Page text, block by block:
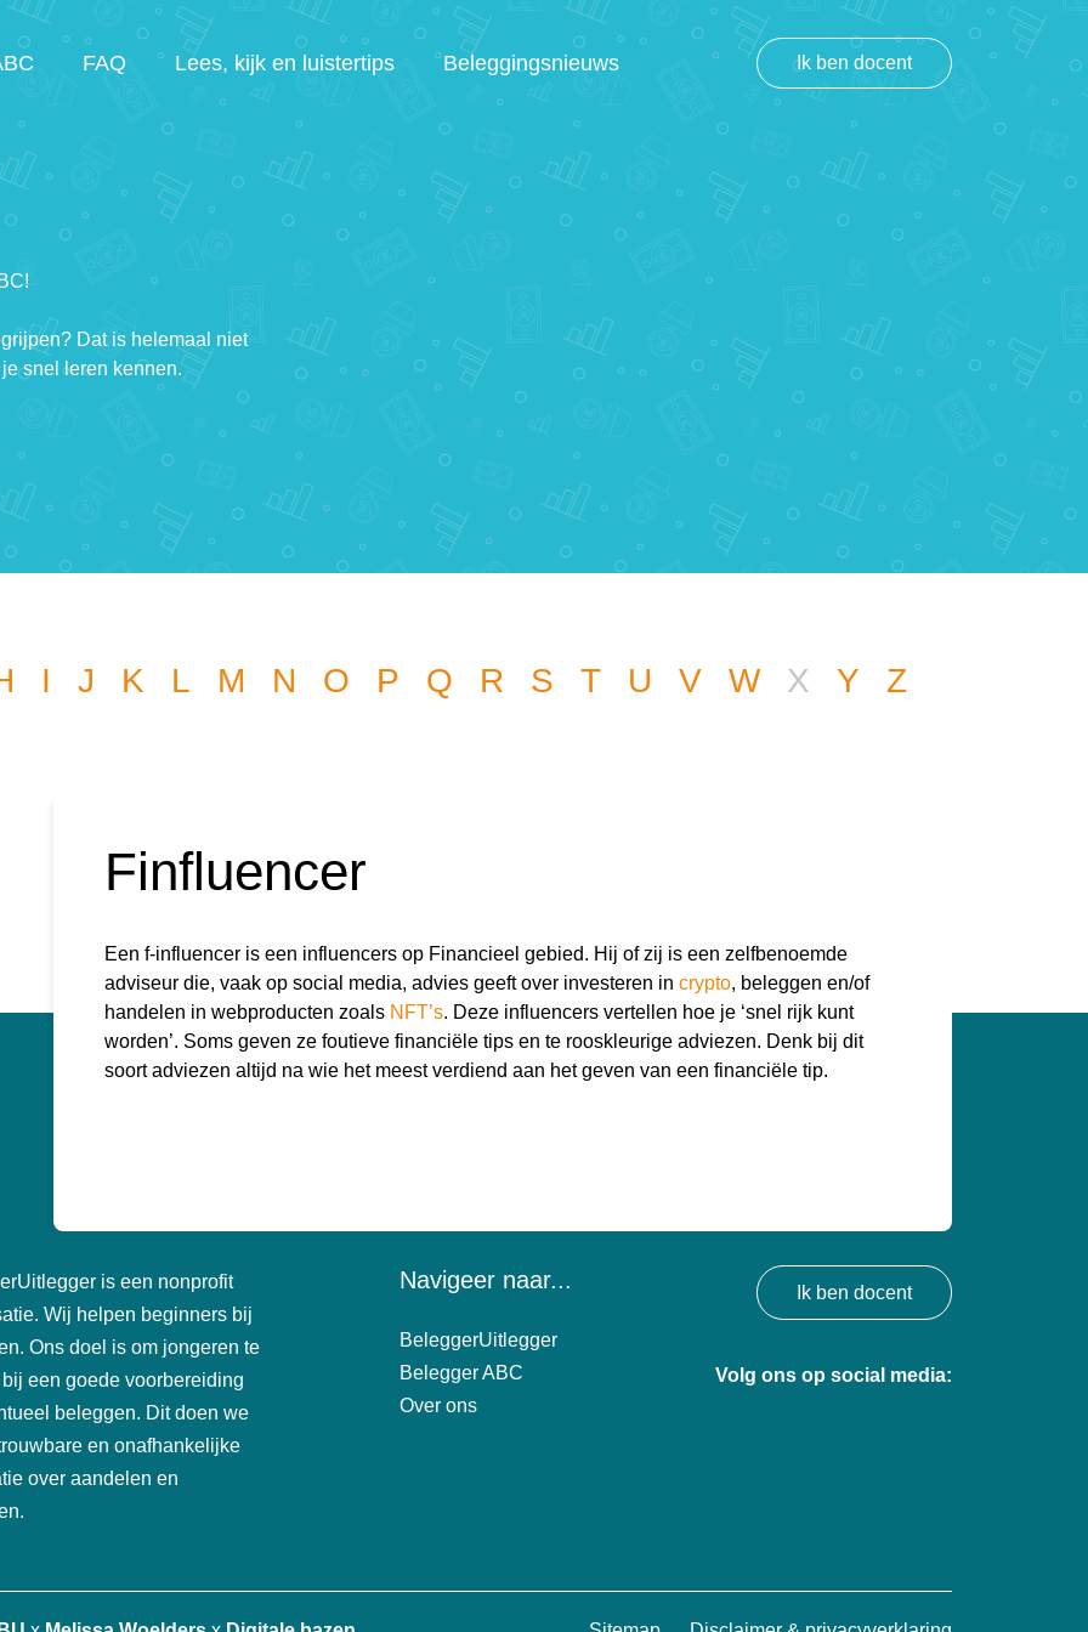
FAQ Lees, kijk en luistertips Beleggingsnieuws Ik ben docent
Dat is helemaal niet
snel leren kennen.
I J K L M N O P Q R S T U V W X Y Z
Finfluencer
Een f-influencer is een influencers op Financieel gebied. Hij of zij is een zelfbenoemde
adviseur die, vaak op social media, advies geeft over investeren in crypto, beleggen en/of
handelen in webproducten zoals NFT’s. Deze influencers vertellen hoe je ‘snel rijk kunt
worden’. Soms geven ze foutieve financiële tips en te rooskleurige adviezen. Denk bij dit
soort adviezen altijd na wie het meest verdiend aan het geven van een financiële tip.
is een nonprofit
Wij helpen beginners bij
Ons doel is om jongeren te
een goede voorbereiding
beleggen. Dit doen we
en onafhankelijke
over aandelen en
Navigeer naar...
BeleggerUitlegger
Belegger ABC
Over ons
Ik ben docent
Volg ons op social media: